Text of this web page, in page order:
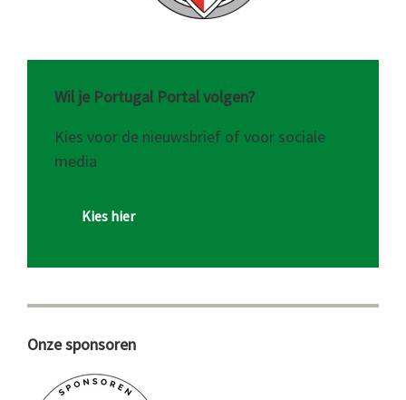
Wil je Portugal Portal volgen?
Kies voor de nieuwsbrief of voor sociale
media
Kies hier
Onze sponsoren